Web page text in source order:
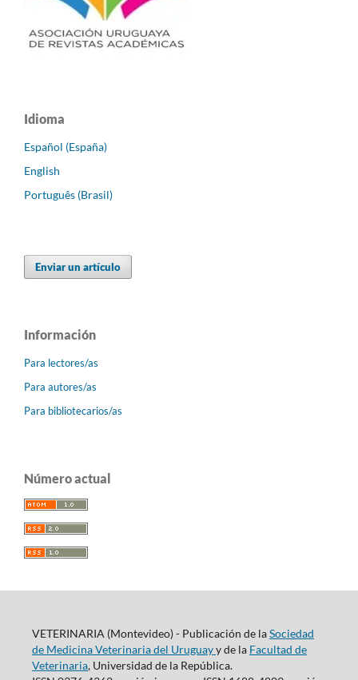
Idioma
Español (España)
English
Português (Brasil)
Enviar un artículo
Información
Para lectores/as
Para autores/as
Para bibliotecarios/as
Número actual
VETERINARIA (Montevideo) - Publicación de laSociedad
de Medicina Veterinaria del Uruguayy de la Facultad de
Veterinaria, Universidad de la República.